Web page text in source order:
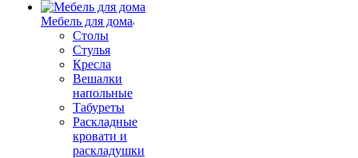
Мебель для дома
Столы
Стулья
Кресла
Вешалки
напольные
Табуреты
Раскладные
кровати и
раскладушки